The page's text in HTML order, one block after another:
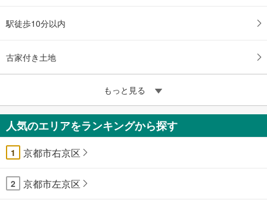
駅徒歩10分以内
古家付き土地
もっと見る
人気のエリアをランキングから探す
1 京都市右京区
2 京都市左京区